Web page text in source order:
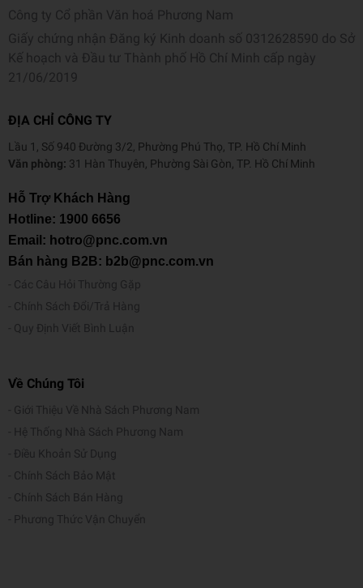
Công ty Cổ phần Văn hoá Phương Nam
Giấy chứng nhận Đăng ký Kinh doanh số 0312628590 do Sở
Kế hoạch và Đầu tư Thành phố Hồ Chí Minh cấp ngày
21/06/2019
ĐỊA CHỈ CÔNG TY
Lầu 1, Số 940 Đường 3/2, Phường Phú Thọ, TP. Hồ Chí Minh
Văn phòng: 31 Hàn Thuyên, Phường Sài Gòn, TP. Hồ Chí Minh
Hỗ Trợ Khách Hàng
Hotline: 1900 6656
Email: hotro@pnc.com.vn
Bán hàng B2B: b2b@pnc.com.vn
Các Câu Hỏi Thường Gặp
Chính Sách Đổi/Trả Hàng
Quy Định Viết Bình Luận
Về Chúng Tôi
Giới Thiệu Về Nhà Sách Phương Nam
Hệ Thống Nhà Sách Phương Nam
Điều Khoản Sử Dụng
Chính Sách Bảo Mật
Chính Sách Bán Hàng
Phương Thức Vận Chuyển